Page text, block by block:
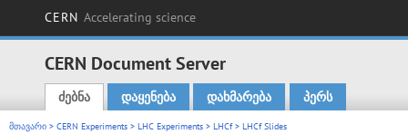
CERN Accelerating science
CERN Document Server
Main menu
ძებნა დაყენება დახმარება პერს
მთავარი > CERN Experiments > LHC Experiments > LHCf> LHCf Slides